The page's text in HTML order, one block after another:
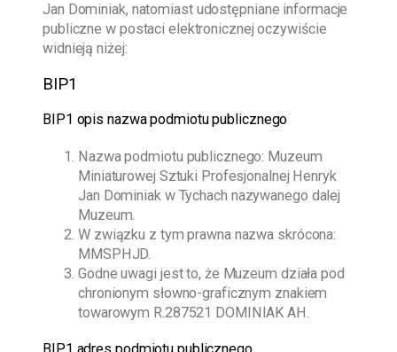
Jan Dominiak, natomiast udostępniane informacje
publiczne w postaci elektronicznej oczywiście
widnieją niżej:
BIP1
BIP1 opis nazwa podmiotu publicznego
Nazwa podmiotu publicznego: Muzeum
Miniaturowej Sztuki Profesjonalnej Henryk
Jan Dominiak w Tychach nazywanego dalej
Muzeum.
W związku z tym prawna nazwa skrócona:
MMSPHJD.
Godne uwagi jest to, że Muzeum działa pod
chronionym słowno-graficznym znakiem
towarowym R.287521 DOMINIAK AH.